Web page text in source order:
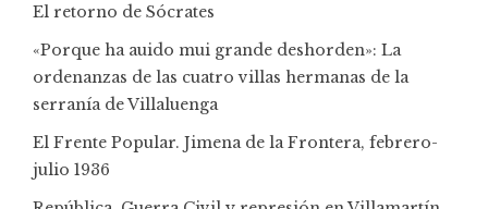
El retorno de Sócrates
«Porque ha auido mui grande deshorden»: La
ordenanzas de las cuatro villas hermanas de la
serranía de Villaluenga
El Frente Popular. Jimena de la Frontera, febrero-
julio 1936